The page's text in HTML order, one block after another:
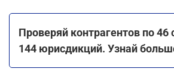
Проверяй контрагентов по 46
144 юрисдикций. Узнай